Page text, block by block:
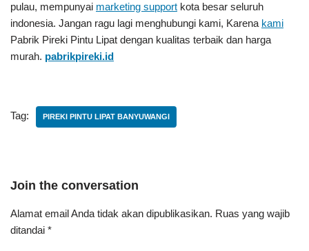
pulau, mempunyai marketing support kota besar seluruh
indonesia. Jangan ragu lagi menghubungi kami, Karena kami
Pabrik Pireki Pintu Lipat dengan kualitas terbaik dan harga
murah. pabrikpireki.id
Tag: PIREKI PINTU LIPAT BANYUWANGI
Join the conversation
Alamat email Anda tidak akan dipublikasikan. Ruas yang wajib
ditandai *